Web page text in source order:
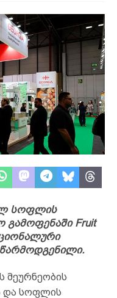
სოფლის
გამოფენაში Fruit
მეურნეობის
და სოფლის